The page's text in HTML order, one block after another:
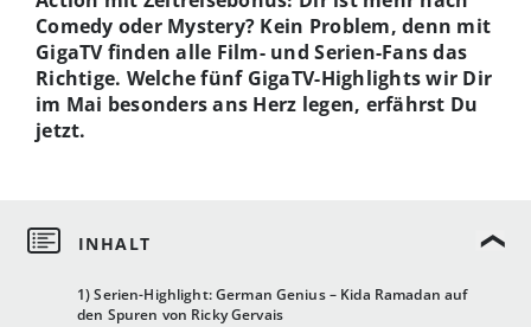
1) Serien-Highlight: German Genius – Kida Ramadan auf
den Spuren von Ricky Gervais
Comedy oder Mystery? Kein Problem, denn mit
GigaTV finden alle Film- und Serien-Fans das
Richtige. Welche fünf GigaTV-Highlights wir Dir
im Mai besonders ans Herz legen, erfährst Du
jetzt.